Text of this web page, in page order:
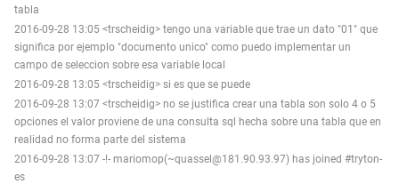
tabla
2016-09-28 13:05 <trscheidig> tengo una variable que trae un dato "01" que
significa por ejemplo "documento unico" como puedo implementar un
campo de seleccion sobre esa variable local
2016-09-28 13:05 <trscheidig> si es que se puede
2016-09-28 13:07 <trscheidig> no se justifica crear una tabla son solo 4 o 5
opciones el valor proviene de una consulta sql hecha sobre una tabla que en
realidad no forma parte del sistema
2016-09-28 13:07 -!- mariomop(~quassel@181.90.93.97) has joined #tryton-
es